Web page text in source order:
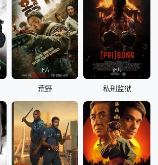
正片
荒野
正片
私刑监狱